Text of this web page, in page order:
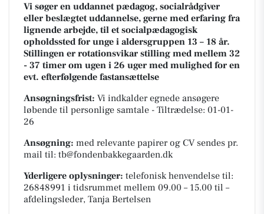
Vi søger en uddannet pædagog, socialrådgiver
eller beslægtet uddannelse, gerne med erfaring fra
lignende arbejde, til et socialpædagogisk
opholdssted for unge i aldersgruppen 13 – 18 år.
Stillingen er rotationsvikar stilling med mellem 32
- 37 timer om ugen i 26 uger med mulighed for en
evt. efterfølgende fastansættelse
Ansøgningsfrist: Vi indkalder egnede ansøgere
løbende til personlige samtale - Tiltrædelse: 01-01-
26
Ansøgning: med relevante papirer og CV sendes pr.
mail til: tb@fondenbakkegaarden.dk
Yderligere oplysninger: telefonisk henvendelse til:
26848991 i tidsrummet mellem 09.00 – 15.00 til –
afdelingsleder, Tanja Bertelsen